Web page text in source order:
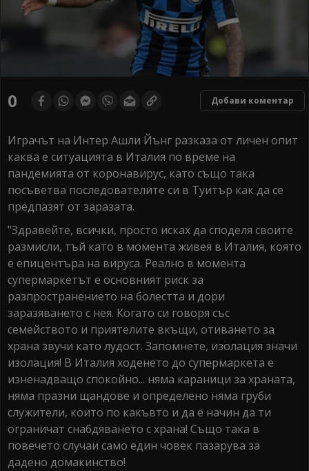
0 Добави коментар
Играчът на Интер Ашли Йънг разказа от личен опит
каква е ситуацията в Италия по време на
пандемията от коронавирус, като също така
посъветва последователите си в Туитър как да се
предпазят от заразата.
"Здравейте, всички, просто исках да споделя своите
размисли, тъй като в момента живея в Италия, която
е епицентъра на вируса. Реално в момента
супермаркетът е основният риск за
разпространението на болестта и дори
заразяването с нея. Когато си говоря със
семейството и приятелите вкъщи, отиването за
храна звучи като лудост. Запомнете, изолация значи
изолация! В Италия ходенето до супермаркета е
изненадващо спокойно... няма караници за храната,
няма празни щандове и определено няма груби
служители, които по какъвто и да е начин да ти
ограничат снабдяването с храна! Също така в
повечето случаи само един човек пазарува за
дадено домакинство!